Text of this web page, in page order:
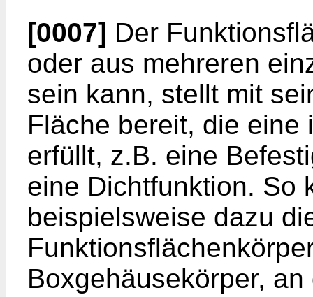
[0007] Der
oder aus mehreren
sein kann, stellt mit
Fläche bereit, die eine
erfüllt, z.B. eine
eine Dichtfunktion. So
beispielsweise dazu
Boxgehäusekörper,